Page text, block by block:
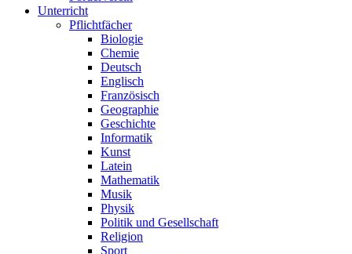
Unterricht
Pflichtfächer
Biologie
Chemie
Deutsch
Englisch
Französisch
Geographie
Geschichte
Informatik
Kunst
Latein
Mathematik
Musik
Physik
Politik und Gesellschaft
Religion
Sport